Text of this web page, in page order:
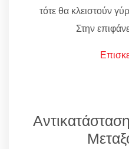
τότε θα κλειστούν
Στην